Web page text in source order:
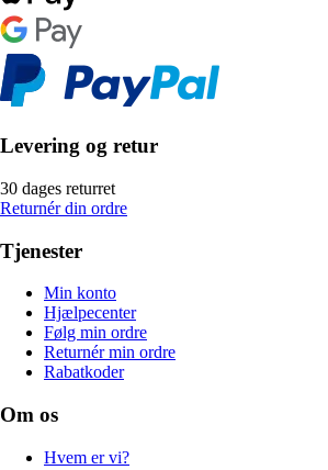
Levering og retur
30 dages returret
Returnér din ordre
Tjenester
Min konto
Hjælpecenter
Følg min ordre
Returnér min ordre
Rabatkoder
Om os
Hvem er vi?